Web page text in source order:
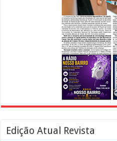
Edição Atual Revista